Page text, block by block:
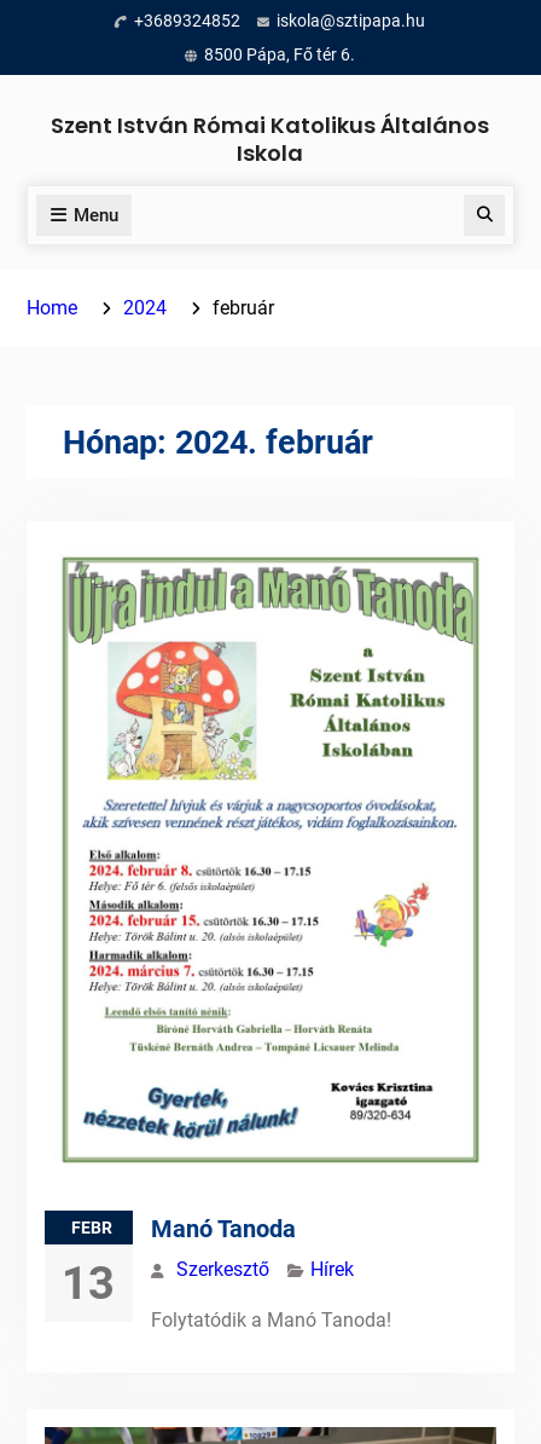
content
+3689324852
iskola@sztipapa.hu
8500 Pápa, Fő tér 6.
Szent István Római Katolikus Általános
Iskola
Menu Search
Home 2024 február
Hónap: 2024. február
FEBR
13
Manó Tanoda
Szerkesztő Hírek
Folytatódik a Manó Tanoda!